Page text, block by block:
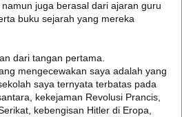
juga berasal dari ajaran guru
buku sejarah yang mereka
dari tangan pertama.
mengecewakan saya adalah yang
saya ternyata terbatas pada
kekejaman Revolusi Prancis,
kebengisan Hitler di Eropa,